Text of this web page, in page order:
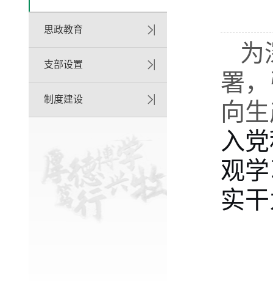
思政教育
支部设置
制度建设
为
署
向
入
观
实